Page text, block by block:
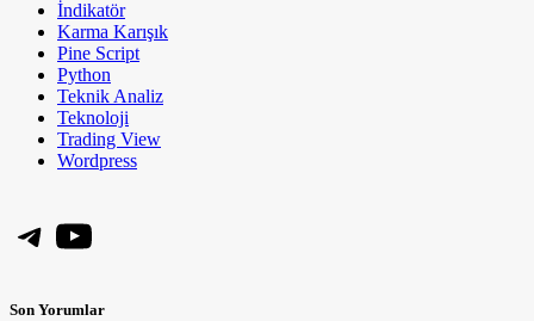
İndikatör
Karma Karışık
Pine Script
Python
Teknik Analiz
Teknoloji
Trading View
Wordpress
Telegram
YouTube
Son Yorumlar